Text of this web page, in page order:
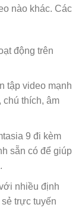
nào khác. Các
động trên
tập video mạnh
chú thích, âm
9 đi kèm
sẵn có để giúp
nhiều định
trực tuyến